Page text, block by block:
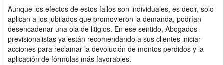
Aunque los efectos de estos fallos son individuales, es decir, solo
aplican a los jubilados que promovieron la demanda, podrían
desencadenar una ola de litigios. En ese sentido, Abogados
previsionalistas ya están recomendando a sus clientes iniciar
acciones para reclamar la devolución de montos perdidos y la
aplicación de fórmulas más favorables.